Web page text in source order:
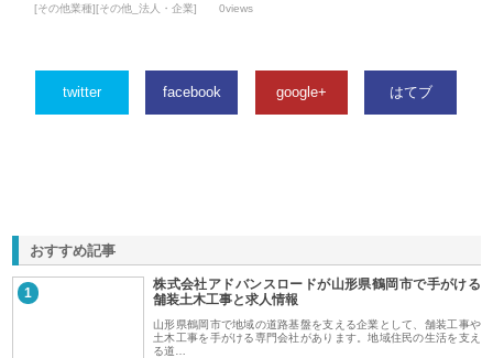
[その他業種][その他_法人・企業] 0views
twitter facebook google+ はてブ
おすすめ記事
1
株式会社アドバンスロードが山形県鶴岡市で手がける
舗装土木工事と求人情報
山形県鶴岡市で地域の道路基盤を支える企業として、舗装工事や
土木工事を手がける専門会社があります。地域住民の生活を支え
る道…